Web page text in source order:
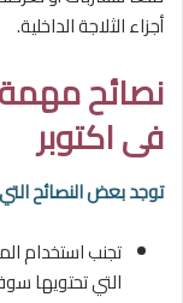
أجزاء الثلاجة الداخلية.
نصائح
فى اكتوبر
توجد بعض النصائح
تجنب استخدام
التي تحتويها